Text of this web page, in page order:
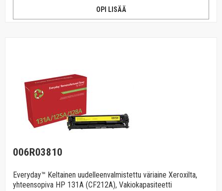
OPI LISÄÄ
006R03810
Everyday™ Keltainen uudelleenvalmistettu väriaine Xeroxilta,
yhteensopiva HP 131A (CF212A), Vakiokapasiteetti